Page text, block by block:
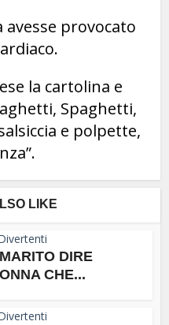
provocato
la cartolina e
Spaghetti,
e polpette,
LIKE
DIRE
CHE...